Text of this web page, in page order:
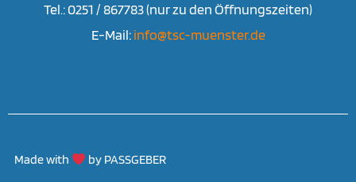
Tel.: 0251 / 867783 (nur zu den Öffnungszeiten)
E-Mail:info@tsc-muenster.de
Made with by PASSGEBER